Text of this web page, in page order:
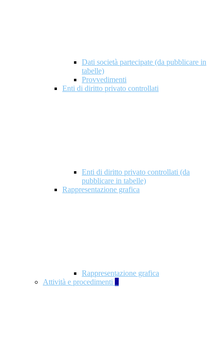
Dati società partecipate (da pubblicare in
tabelle)
Provvedimenti
Enti di diritto privato controllati
Enti di diritto privato controllati (da
pubblicare in tabelle)
Rappresentazione grafica
Rappresentazione grafica
Attività e procedimenti 5